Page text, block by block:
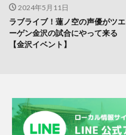
2024年5月11日
ラブライブ！蓮ノ空の声優がツエ
ーゲン金沢の試合にやって来る
【金沢イベント】